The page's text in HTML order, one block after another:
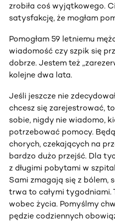
zrobiła coś wyjątkowego.
satysfakcję, że mogłam
Pomogłam 59 letniemu
wiadomość czy szpik się
dobrze. Jestem też
kolejne dwa lata.
Jeśli jeszcze nie
chcesz się zarejestrować,
sobie, nigdy nie wiadomo,
potrzebować pomocy.
chorych, czekających na
bardzo dużo przejść. Dla
z długimi pobytami w
Sami zmagają się z bólem,
trwa to całymi tygodniami.
wobec życia. Pomyślmy
pędzie codziennych